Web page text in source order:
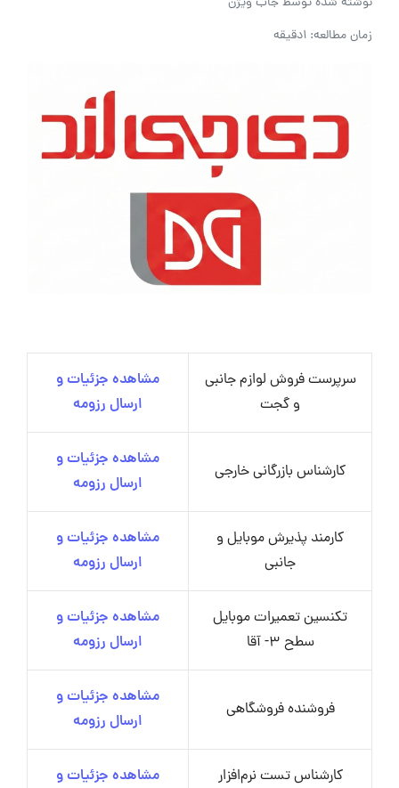
زمان مطالعه: 1دقیقه
سرپرست فروش لوازم جانبی
و گجت
مشاهده جزئیات و
ارسال رزومه
کارشناس بازرگانی خارجی
مشاهده جزئیات و
ارسال رزومه
کارمند پذیرش موبایل و
جانبی
مشاهده جزئیات و
ارسال رزومه
تکنسین تعمیرات موبایل
سطح 3- آقا
مشاهده جزئیات و
ارسال رزومه
فروشنده فروشگاهی
مشاهده جزئیات و
ارسال رزومه
کارشناس تست نرم‌افزار
مشاهده جزئیات و